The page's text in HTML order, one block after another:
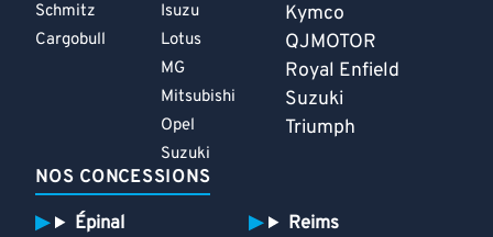
Schmitz
Cargobull
Isuzu
Lotus
MG
Mitsubishi
Opel
Suzuki
Kymco
QJMOTOR
Royal Enfield
Suzuki
Triumph
NOS CONCESSIONS
Épinal
Reims